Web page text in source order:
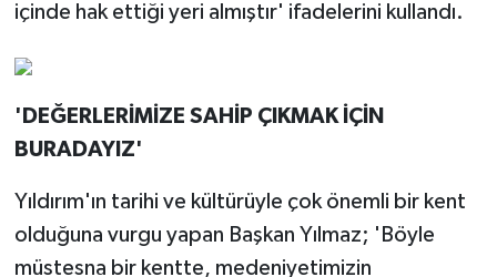
içinde hak ettiği yeri almıştır' ifadelerini kullandı.
'DEĞERLERİMİZE SAHİP ÇIKMAK İÇİN
BURADAYIZ'
Yıldırım'ın tarihi ve kültürüyle çok önemli bir kent
olduğuna vurgu yapan Başkan Yılmaz; 'Böyle
müstesna bir kentte, medeniyetimizin